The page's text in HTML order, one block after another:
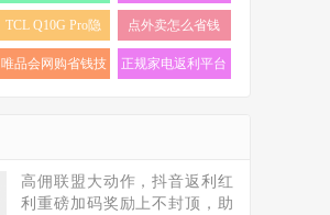
优惠券 (16)
(16)
TCL Q10G Pro隐
藏优惠券 (16)
点外卖怎么省钱
(16)
唯品会网购省钱技
正规家电返利平台
高佣联盟大动作，抖音返利红
利重磅加码奖励上不封顶，助